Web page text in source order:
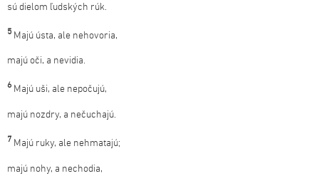
sú dielom ľudských rúk.
5 Majú ústa, ale nehovoria,
majú oči, a nevidia.
6 Majú uši, ale nepočujú,
majú nozdry, a nečuchajú.
7 Majú ruky, ale nehmatajú;
majú nohy, a nechodia,